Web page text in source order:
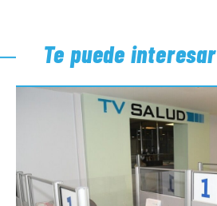
Te puede interesar